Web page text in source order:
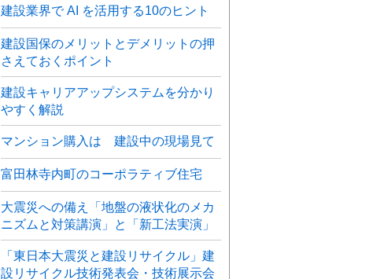
建設業界で AI を活用する10のヒント
建設国保のメリットとデメリットの押
さえておくポイント
建設キャリアアップシステムを分かり
やすく解説
マンション購入は 建設中の現場見て
富田林寺内町のコーポラティブ住宅
大震災への備え「地盤の液状化のメカ
ニズムと対策講演」と「新工法実演」
「東日本大震災と建設リサイクル」建
設リサイクル技術発表会・技術展示会